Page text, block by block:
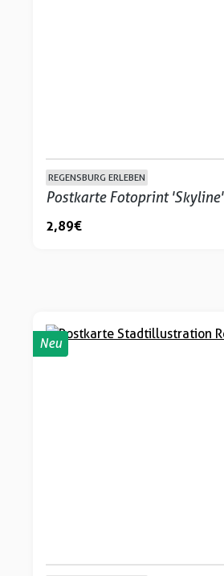
REGENSBURG ERLEBEN
Postkarte Fotoprint 'Skyline'
2,89 €
Neu